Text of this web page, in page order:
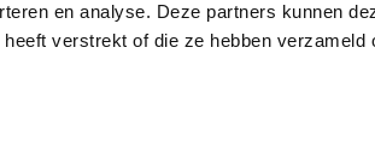
en analyse. Deze partners kunnen
verstrekt of die ze hebben verzameld